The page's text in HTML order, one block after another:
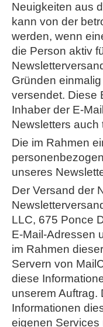
Neuigkeiten aus
kann von der
werden, wenn
die Person aktiv
Gründen
versendet. Diese
Inhaber der E-
Newsletters auch
Die im Rahmen
unseres
Der Versand der
LLC, 675 Ponce
E-Mail-Adressen
im Rahmen
Servern von
diese
unserem Auftrag.
Informationen
eigenen Services